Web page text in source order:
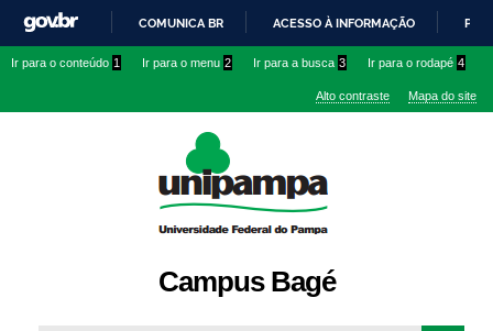
conteúdo
IR
O
COMUNICA BR ACESSO À INFORMAÇÃO
Ir para o conteúdo 1 Ir para o menu 2 Ir para a busca 3 Ir para o rodapé 4
Alto contraste Mapa do site
Campus Bagé